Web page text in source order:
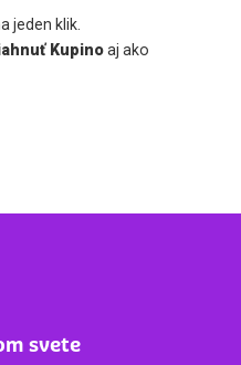
jeden klik.
Kupinoaj ako
svete